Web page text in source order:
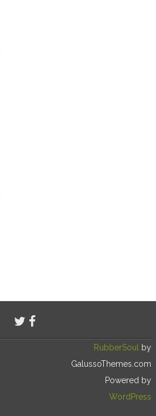
RubberSoul
by
GalussoThemes.com
Powered by
WordPress